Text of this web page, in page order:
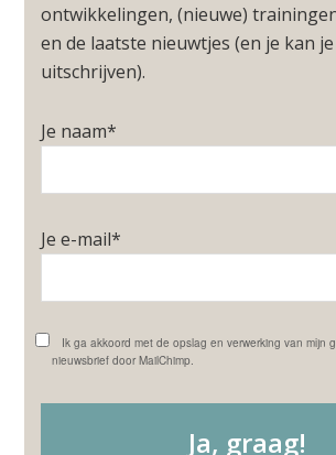
ontwikkelingen, (nieuwe)
en de laatste nieuwtjes (en je kan
uitschrijven).
Je naam*
Je e-mail*
Ik ga akkoord met de opslag en verwerking van mijn
nieuwsbrief door MailChimp.